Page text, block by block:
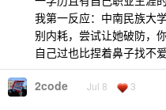
我第一反应：中南民族大
别内耗，尝试让她破防，
自己过也比捏着鼻子找不
2code Jul 8 3